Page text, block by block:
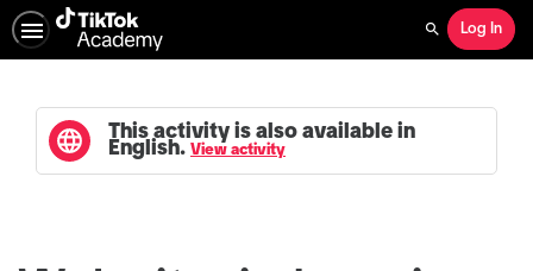
Search
Log In
This activity is also available in
English. View activity